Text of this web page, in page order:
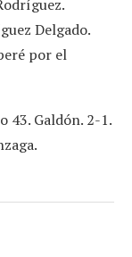
Delgado.
por el
43. Galdón. 2-1.